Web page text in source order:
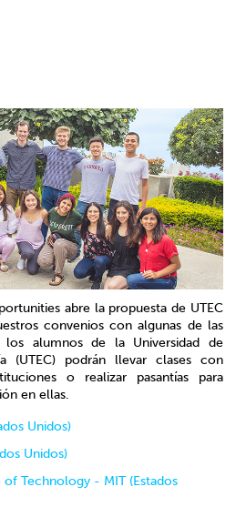
abre la propuesta de UTEC
convenios con algunas de las
los alumnos de la Universidad de
(UTEC) podrán llevar clases con
o realizar pasantías para
en ellas.
Unidos)
Unidos)
of Technology - MIT (Estados